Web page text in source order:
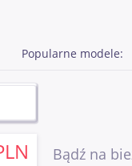
Popularne modele:
Bądź na